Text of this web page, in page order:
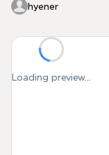
hyener
Loading preview...